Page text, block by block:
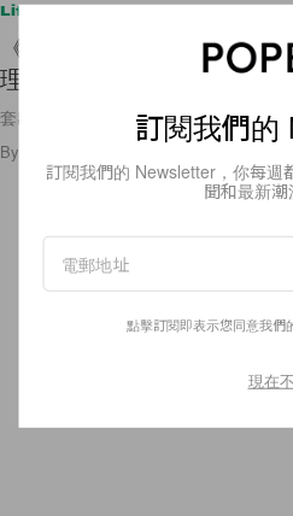
Lifestyle
《隔離島》作者親筆撰寫
理驚悚影集《黑鳥》預告登
套出殺人犯自白就能出獄，若你是主角
By
訂閱我們的
訂閱我們的 Newsletter，你每週
聞和最新潮
點擊訂閱即表示您同意我們
現在